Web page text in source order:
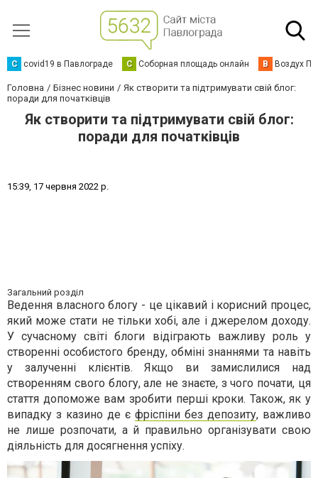
C covid19 в Павлограде С Соборная площадь онлайн В Воздух
Головна Бізнес новини
Як створити та підтримувати свій блог:
поради для початківців
Як створити та підтримувати свій блог:
поради для початківців
1 5:39, 17 червня 2022 р.
Загальний розділ
Ведення власного блогу - це цікавий і корисний процес,
який може стати не тільки хобі, але і джерелом доходу.
У сучасному світі блоги відіграють важливу роль у
створенні особистого бренду, обміні знаннями та навіть
у залученні клієнтів. Якщо ви замислилися над
створенням свого блогу, але не знаєте, з чого почати, ця
стаття допоможе вам зробити перші кроки. Також, як у
випадку з казино де є фріспіни без депозиту, важливо
не лише розпочати, а й правильно організувати свою
діяльність для досягнення успіху.